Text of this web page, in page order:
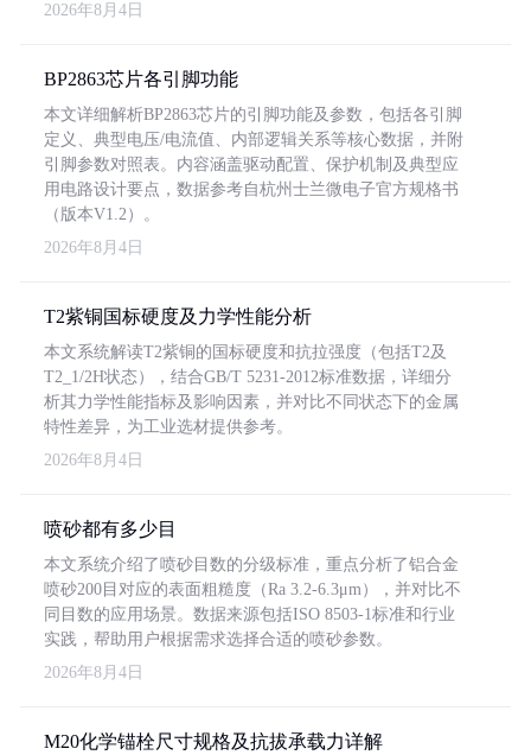
2026年8月4日
BP2863芯片各引脚功能
本文详细解析BP2863芯片的引脚功能及参数，包括各引脚
定义、典型电压/电流值、内部逻辑关系等核心数据，并附
引脚参数对照表。内容涵盖驱动配置、保护机制及典型应
用电路设计要点，数据参考自杭州士兰微电子官方规格书
（版本V1.2）。
2026年8月4日
T2紫铜国标硬度及力学性能分析
本文系统解读T2紫铜的国标硬度和抗拉强度（包括T2及
T2_1/2H状态），结合GB/T 5231-2012标准数据，详细分
析其力学性能指标及影响因素，并对比不同状态下的金属
特性差异，为工业选材提供参考。
2026年8月4日
喷砂都有多少目
本文系统介绍了喷砂目数的分级标准，重点分析了铝合金
喷砂200目对应的表面粗糙度（Ra 3.2-6.3μm），并对比不
同目数的应用场景。数据来源包括ISO 8503-1标准和行业
实践，帮助用户根据需求选择合适的喷砂参数。
2026年8月4日
M20化学锚栓尺寸规格及抗拔承载力详解